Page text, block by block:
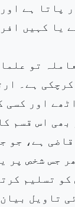
پاتا ہے
یا کہیں
تو
ہے۔
اور
اس قسم
ہے، جو
جس شخص پر
تسلیم
تاویل